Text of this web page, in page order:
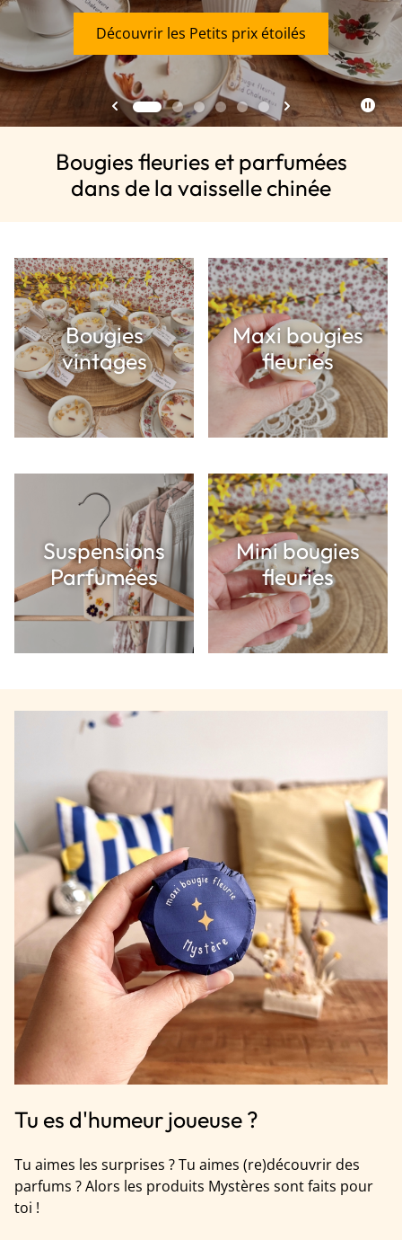
Découvrir les Petits prix étoilés
Je veux avoir la surprise
Découvrir les bougies vintages
Découvrir les suspensions parfumées
Découvrir les mini bougies fleuries
Bougies fleuries et parfumées
dans de la vaisselle chinée
Bougies
vintages
Maxi bougies
fleuries
Suspensions
Parfumées
Mini bougies
fleuries
Tu es d'humeur joueuse ?
Tu aimes les surprises ? Tu aimes (re)découvrir des
parfums ? Alors les produits Mystères sont faits pour
toi !